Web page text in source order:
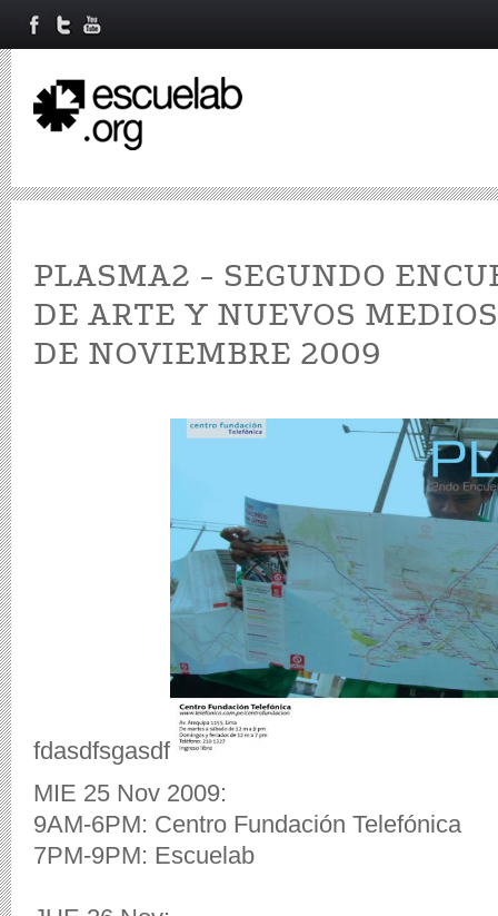
PLASMA2 - SEGUNDO
DE ARTE Y NUEVOS
DE NOVIEMBRE 2009
fdasdfsgasdf
MIE 25 Nov 2009:
9AM-6PM: Centro Fundación Telefónica
7PM-9PM: Escuelab